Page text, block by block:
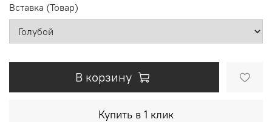
Вставка (Товар)
В корзину
Купить в 1 клик